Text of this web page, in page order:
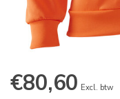
€80,60 Excl. btw